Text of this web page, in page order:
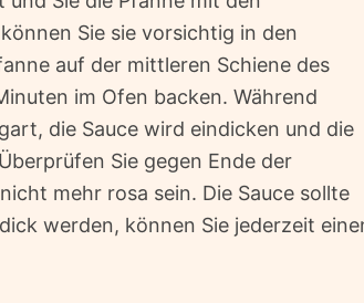
Sie sie vorsichtig in den
auf der mittleren Schiene des
im Ofen backen. Während
die Sauce wird eindicken und die
Sie gegen Ende der
mehr rosa sein. Die Sauce sollte
werden, können Sie jederzeit